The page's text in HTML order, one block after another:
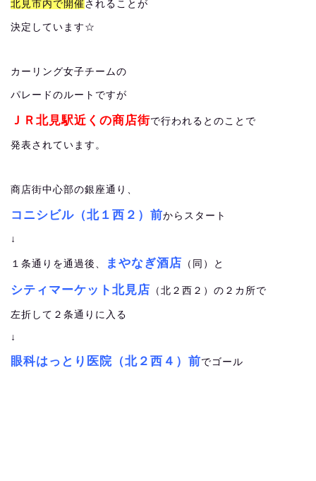
北見市内で開催されることが
決定しています☆
カーリング女子チームの
パレードのルートですが
ＪＲ北見駅近くの商店街で行われるとのことで
発表されています。
商店街中心部の銀座通り、
コニシビル（北１西２）前からスタート
↓
１条通りを通過後、 まやなぎ酒店 （同）と
シティマーケット北見店 （北２西２）の２カ所で
左折して２条通りに入る
↓
眼科はっとり医院（北２西４）前でゴール